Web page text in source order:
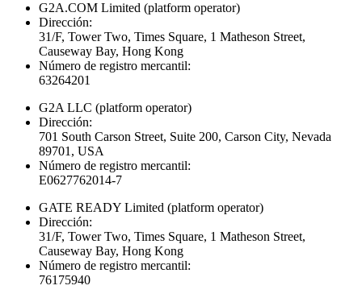
G2A.COM Limited (platform operator)
Dirección:
31/F, Tower Two, Times Square, 1 Matheson Street,
Causeway Bay, Hong Kong
Número de registro mercantil:
63264201
G2A LLC (platform operator)
Dirección:
701 South Carson Street, Suite 200, Carson City, Nevada
89701, USA
Número de registro mercantil:
E0627762014-7
GATE READY Limited (platform operator)
Dirección:
31/F, Tower Two, Times Square, 1 Matheson Street,
Causeway Bay, Hong Kong
Número de registro mercantil:
76175940